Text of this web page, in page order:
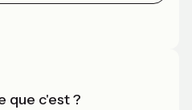
que c'est ?